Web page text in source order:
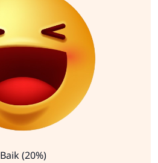
Baik (20%)